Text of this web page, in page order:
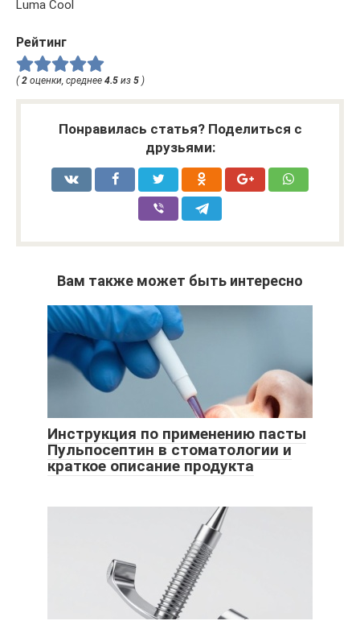
Luma Cool
Рейтинг
( 2 оценки, среднее 4.5 из 5 )
Понравилась статья? Поделиться с
друзьями:
Вам также может быть интересно
Инструкция по применению пасты
Пульпосептин в стоматологии и
краткое описание продукта